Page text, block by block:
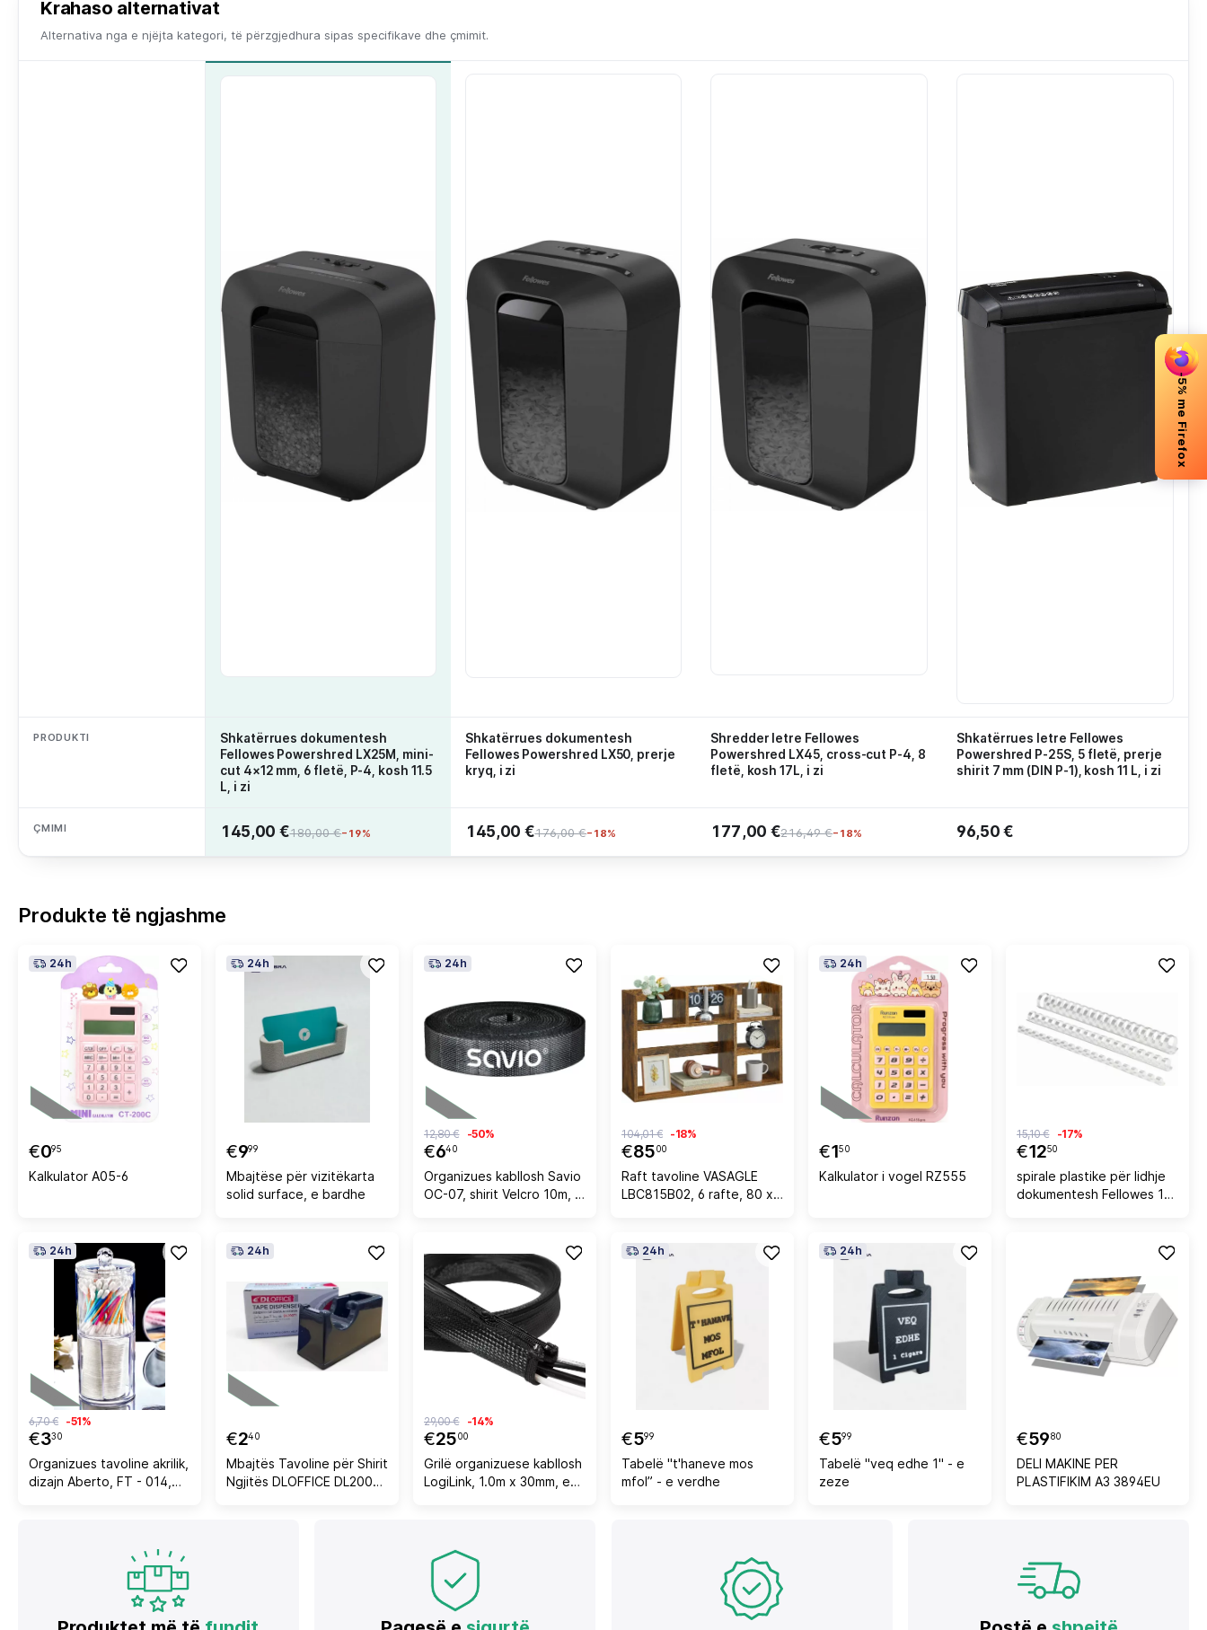
-5% me Firefox
Krahaso alternativat
Alternativa nga e njëjta kategori, të përzgjedhura sipas specifikave dhe çmimit.
PRODUKTI
Shkatërrues dokumentesh
Fellowes Powershred LX25M, mini-
cut 4×12 mm, 6 fletë, P-4, kosh 11.5
L, i zi
Shkatërrues dokumentesh
Fellowes Powershred LX50, prerje
kryq, i zi
Shredder letre Fellowes
Powershred LX45, cross-cut P-4, 8
fletë, kosh 17L, i zi
Shkatërrues letre Fellowes
Powershred P-25S, 5 fletë, prerje
shirit 7 mm (DIN P-1), kosh 11 L, i zi
ÇMIMI 145,00 €180,00 €−19% 145,00 €176,00 €−18% 177,00 €216,49 €−18% 96,50 €
Produkte të ngjashme
24h
€095
Kalkulator A05-6
24h
€999
Mbajtëse për vizitëkarta
solid surface, e bardhe
24h
€640
12,80 € -50%
Organizues kabllosh Savio
OC-07, shirit Velcro 10m, i
€8500
104,01 € -18%
Raft tavoline VASAGLE
LBC815B02, 6 rafte, 80 x
24h
€150
Kalkulator i vogel RZ555
€1250
15,10 € -17%
spirale plastike për lidhje
dokumentesh Fellowes 10
24h
€330
6,70 € -51%
Organizues tavoline akrilik,
dizajn Aberto, FT - 014,
24h
€240
Mbajtës Tavoline për Shirit
Ngjitës DLOFFICE DL20071
€2500
29,00 € -14%
Grilë organizuese kabllosh
LogiLink, 1.0m x 30mm, e
24h
€599
Tabelë "t'haneve mos
mfol” - e verdhe
24h
€599
Tabelë "veq edhe 1" - e
zeze
€5980
DELI MAKINE PER
PLASTIFIKIM A3 3894EU